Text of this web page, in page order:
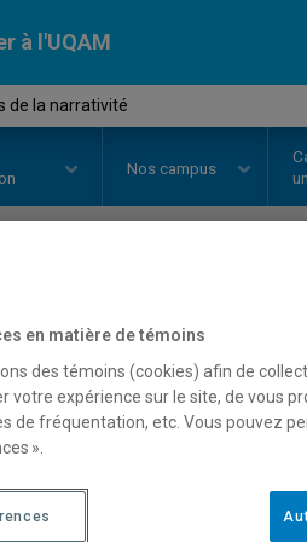
à l'UQAM
de la narrativité
Nos campus
LIT3355
Description
en matière de témoins
des témoins (cookies) afin de
votre expérience sur le site, de vous
de fréquentation, etc. Vous pouvez
».